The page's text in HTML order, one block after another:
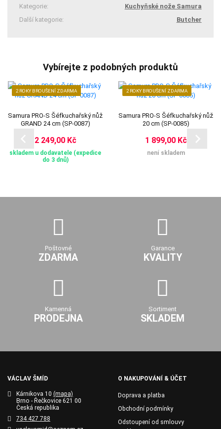
Kategorie:
Kuchyňské nože Samura
Další kategorie:
Butcher
Vybírejte z podobných produktů
2 ROKY BROUŠENÍ ZDARMA
Samura PRO-S Šéfkuchařský nůž
GRAND 24 cm (SP-0087)
2 249,00 Kč
skladem u dodavatele (expedice
do 3 dnů)
2 ROKY BROUŠENÍ ZDARMA
Samura PRO-S Šéfkuchařský nůž
20 cm (SP-0085)
1 899,00 Kč
není skladem
Poštovné
ZDARMA
Garance
KVALITY
Kamenná
PRODEJNA
Sortiment
SKLADEM
VÁCLAV ŠMÍD
Kárnikova 10 (mapa)
Brno - Řečkovice 621 00
Česká republika
734 427 788
O NAKUPOVÁNÍ & ÚČET
Doprava a platba
Obchodní podmínky
Odstoupení od smlouvy